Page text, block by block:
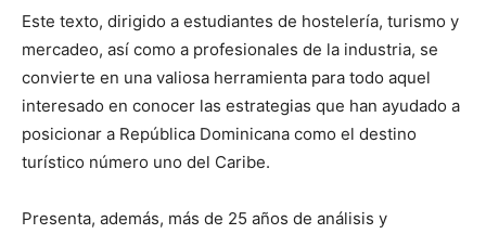
Este texto, dirigido a estudiantes de hostelería, turismo y
mercadeo, así como a profesionales de la industria, se
convierte en una valiosa herramienta para todo aquel
interesado en conocer las estrategias que han ayudado a
posicionar a República Dominicana como el destino
turístico número uno del Caribe.
Presenta, además, más de 25 años de análisis y